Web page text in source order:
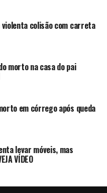
colisão com carreta
morto na casa do pai
em córrego após queda
levar móveis, mas
VÍDEO